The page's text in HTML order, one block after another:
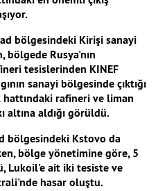
bölgesindeki Kirişi sanayi
bölgede Rusya'nın
tesislerinden KINEF
sanayi bölgesinde çıktığı
hattındaki rafineri ve liman
altına aldığı görüldü.
bölgesindeki Kstovo da
bölge yönetimine göre, 5
Lukoil'e ait iki tesiste ve
hasar oluştu.